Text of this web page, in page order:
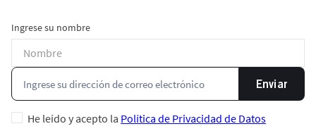
Ingrese su nombre
Enviar
He leído y acepto la Política de Privacidad de Datos